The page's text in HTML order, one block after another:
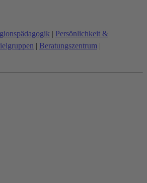
| Persönlichkeit &
| Beratungszentrum |